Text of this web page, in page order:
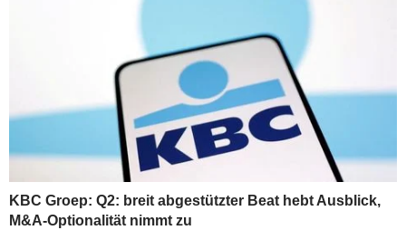
KBC Groep: Q2: breit abgestützter Beat hebt Ausblick,
M&A-Optionalität nimmt zu